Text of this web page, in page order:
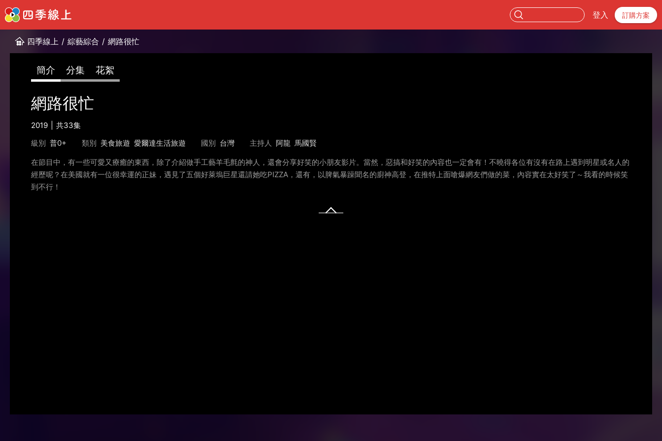
登入 訂購方案
四季線上 / 綜藝綜合 / 網路很忙
簡介 分集 花絮
網路很忙
2019
共33集
級別 普0+ 類別 美食旅遊 愛爾達生活旅遊 國別 台灣 主持人 阿龍 馬國賢
在節目中，有一些可愛又療癒的東西，除了介紹做手工藝羊毛氈的神人，還會分享好笑的小朋友影片。當然，惡搞和好笑的內容也一定會有！不曉得各位有沒有在路上遇到明星或名人的
經歷呢？在美國就有一位很幸運的正妹，遇見了五個好萊塢巨星還請她吃PIZZA，還有，以脾氣暴躁聞名的廚神高登，在推特上面嗆爆網友們做的菜，內容實在太好笑了～我看的時候笑
到不行！